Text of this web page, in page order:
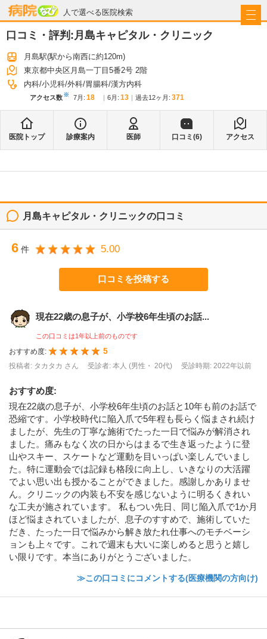
人で選べる医院検索
病院なび
口コミ・評判:月島キャピタル・クリニック
月島駅(駅から南西に約120m)
東京都中央区月島一丁目5番2号 2階
内科 小児科 外科 胃腸科 漢方内科
アクセス数※ 7月 : 18 6月 : 13 過去12ヶ月: 371
医院トップ 診療案内 医師 口コミ(6) アクセス
月島キャピタル・クリニックの口コミ
6 件 5.00
口コミを投稿する
現在22歳の息子が、小学校6年生頃のお話...
この口コミは1年以上前のものです
おすすめ度: 5
投稿者: タカタカ さん 受診者: 本人 (男性・ 20代) 受診時期: 2022年以前
おすすめ度:
現在22歳の息子が、小学校6年生頃のお話と10年も前のお話で
恐縮です。小学校時代に陥入爪で5年程も長らく悩まされ続け
ましたが、先生の丁寧な施術でたった一日で悩みが解消され
ました。痛みもなく次の日からはまるで生き返ったように登
山やスキー、スケートなど運動を目いっぱい楽しんでいまし
た。特に運動会では記録も格段に向上し、いきなりの大活躍
でよい思い出も授かることができました。感謝しかありませ
ん。クリニックの内装も不安を感じないように明るくきれい
な工夫が施されています。 私もつい先日、同じ陥入爪で1か月
ほど悩まされていましたが、息子のすすめで、施術していた
だき、たった一日で悩みから解き放たれ仕事へのモチベーシ
ョンも上々です。これで週末も大いに楽しめると思うと嬉し
い限りです。本当にありがとうございました。
≫この口コミにコメントする(医療機関の方向け)